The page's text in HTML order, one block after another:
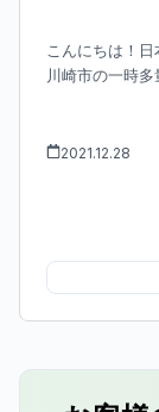
こんにちは！
川崎市の一時
2021.12.28